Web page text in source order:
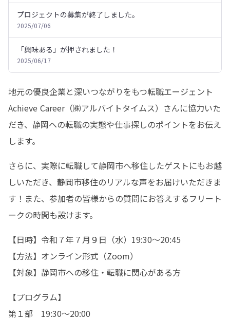
プロジェクトの募集が終了しました。
2025/07/06
「興味ある」が押されました！
2025/06/17
地元の優良企業と深いつながりをもつ転職エージェント
Achieve Career（㈱アルバイトタイムス）さんに協力いた
だき、静岡への転職の実態や仕事探しのポイントをお伝え
します。
さらに、実際に転職して静岡市へ移住したゲストにもお越
しいただき、静岡市移住のリアルな声をお届けいただきま
す！また、参加者の皆様からの質問にお答えするフリート
ークの時間も設けます。
【日時】令和７年７月９日（水）19:30～20:45
【方法】オンライン形式（Zoom）
【対象】静岡市への移住・転職に関心がある方
【プログラム】
第１部　19:30～20:00